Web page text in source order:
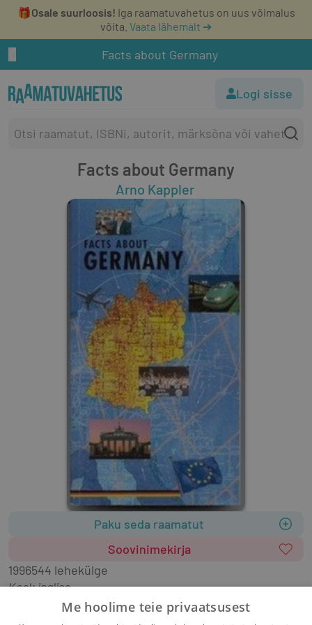
🎁Osale suurloosis! Iga raamatuvahetus on uus võimalus
võita. Vaata lähemalt ➔
Facts about Germany
Logi sisse
Facts about Germany
Arno Kappler
Paku seda raamatut
Soovinimekirja
1996544 lehekülge
Keel: inglise
PehmekaanelineMe hoolime teie privaatsusest